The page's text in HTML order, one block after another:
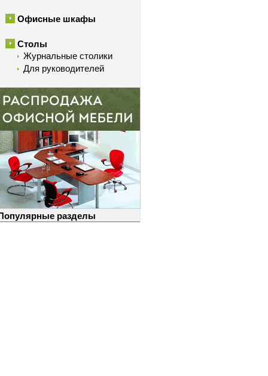
Офисные шкафы
Столы
Журнальные столики
Для руководителей
разделы